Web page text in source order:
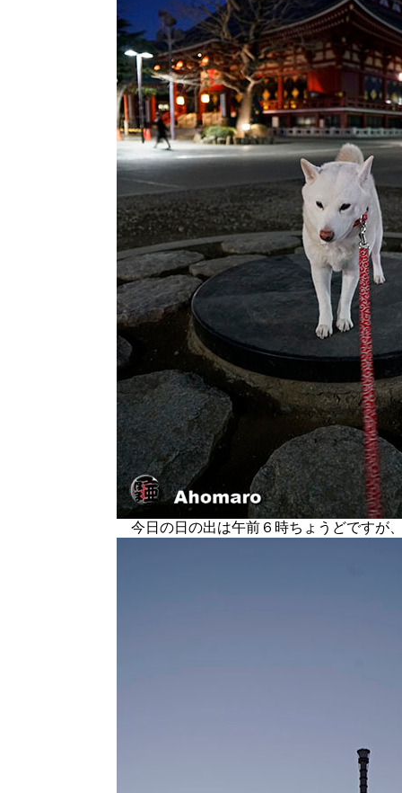
今日の日の出は午前６時ちょうどですが